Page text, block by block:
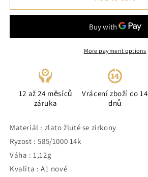
More payment options
12 až 24 měsíců
záruka
Vrácení zboží do 14
dnů
Materiál : zlato žluté se zirkony
Ryzost : 585/1000 14k
Váha : 1,12g
Kvalita : A1 nové